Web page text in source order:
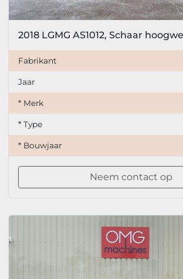
Fabrikant
Jaar
* Merk
* Type
* Bouwjaar
Neem contact op